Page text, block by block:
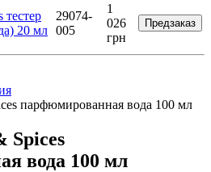
тестер
20 мл
29074-
005
1
026
грн
Предзаказ
парфюмированная вода 100 мл
Spices
вода 100 мл